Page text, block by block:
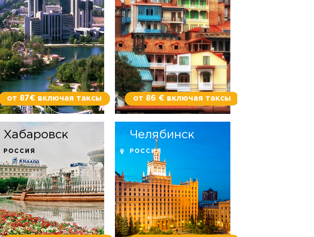
от 87€ включая таксы от 86 € включая таксы
Хабаровск
РОССИЯ
Челябинск
РОССИЯ